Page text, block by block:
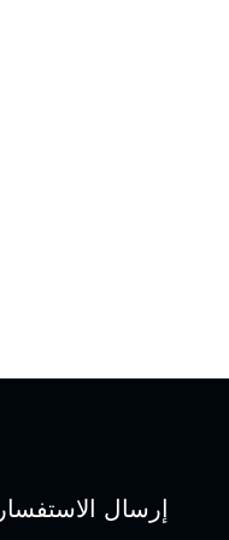
إرسال الاستفسار